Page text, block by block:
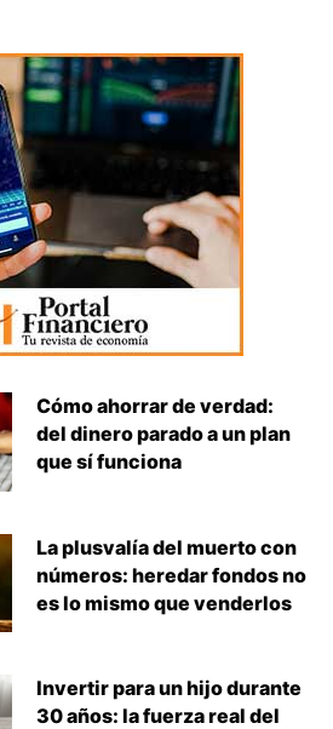
Cómo ahorrar de verdad:
del dinero parado a un plan
que sí funciona
La plusvalía del muerto con
números: heredar fondos no
es lo mismo que venderlos
Invertir para un hijo durante
30 años: la fuerza real del